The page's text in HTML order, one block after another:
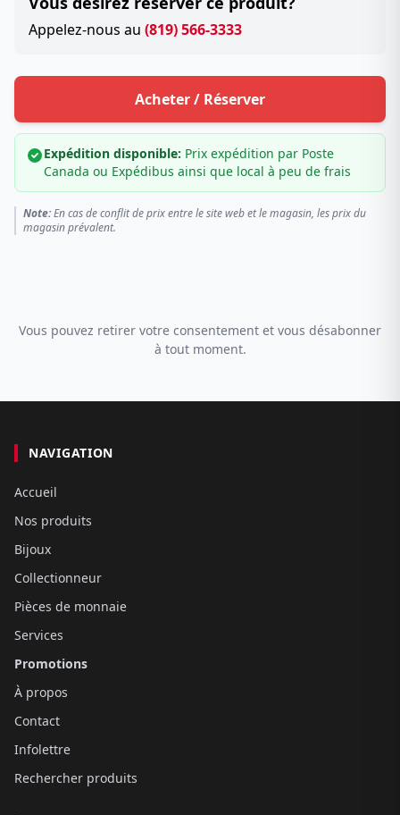
Appelez-nous au (819) 566-3333
Acheter / Réserver
Expédition disponible: Prix expédition par Poste
Canada ou Expédibus ainsi que local à peu de frais
Note:En cas de conflit de prix entre le site web et le magasin, les prix du
magasin prévalent.
Vous pouvez retirer votre consentement et vous désabonner
à tout moment.
NAVIGATION
Accueil
Nos produits
Bijoux
Collectionneur
Pièces de monnaie
Services
Promotions
À propos
Contact
Infolettre
Rechercher produits